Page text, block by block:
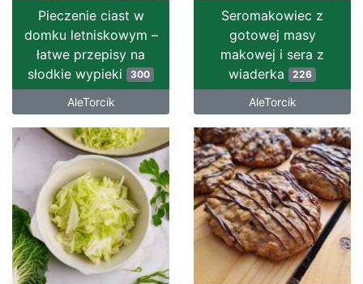
Pieczenie ciast w
domku letniskowym –
łatwe przepisy na
słodkie wypieki 300
AleTorcik
Seromakowiec z
gotowej masy
makowej i sera z
wiaderka 226
AleTorcik